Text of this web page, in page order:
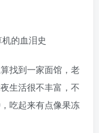
找到一家面馆，老
生活很不丰富，不
吃起来有点像果冻